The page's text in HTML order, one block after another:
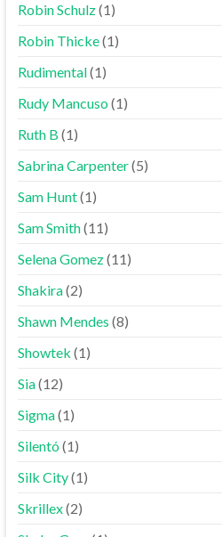
Robin Schulz(1)
Robin Thicke(1)
Rudimental(1)
Rudy Mancuso(1)
Ruth B (1)
Sabrina Carpenter(5)
Sam Hunt(1)
Sam Smith(11)
Selena Gomez(11)
Shakira(2)
Shawn Mendes (8)
Showtek (1)
Sia(12)
Sigma(1)
Silentó(1)
Silk City(1)
Skrillex(2)